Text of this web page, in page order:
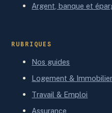
Argent, banque et
RUBRIQUES
Nos guides
Logement & Immobilier
Travail & Emploi
Assurance